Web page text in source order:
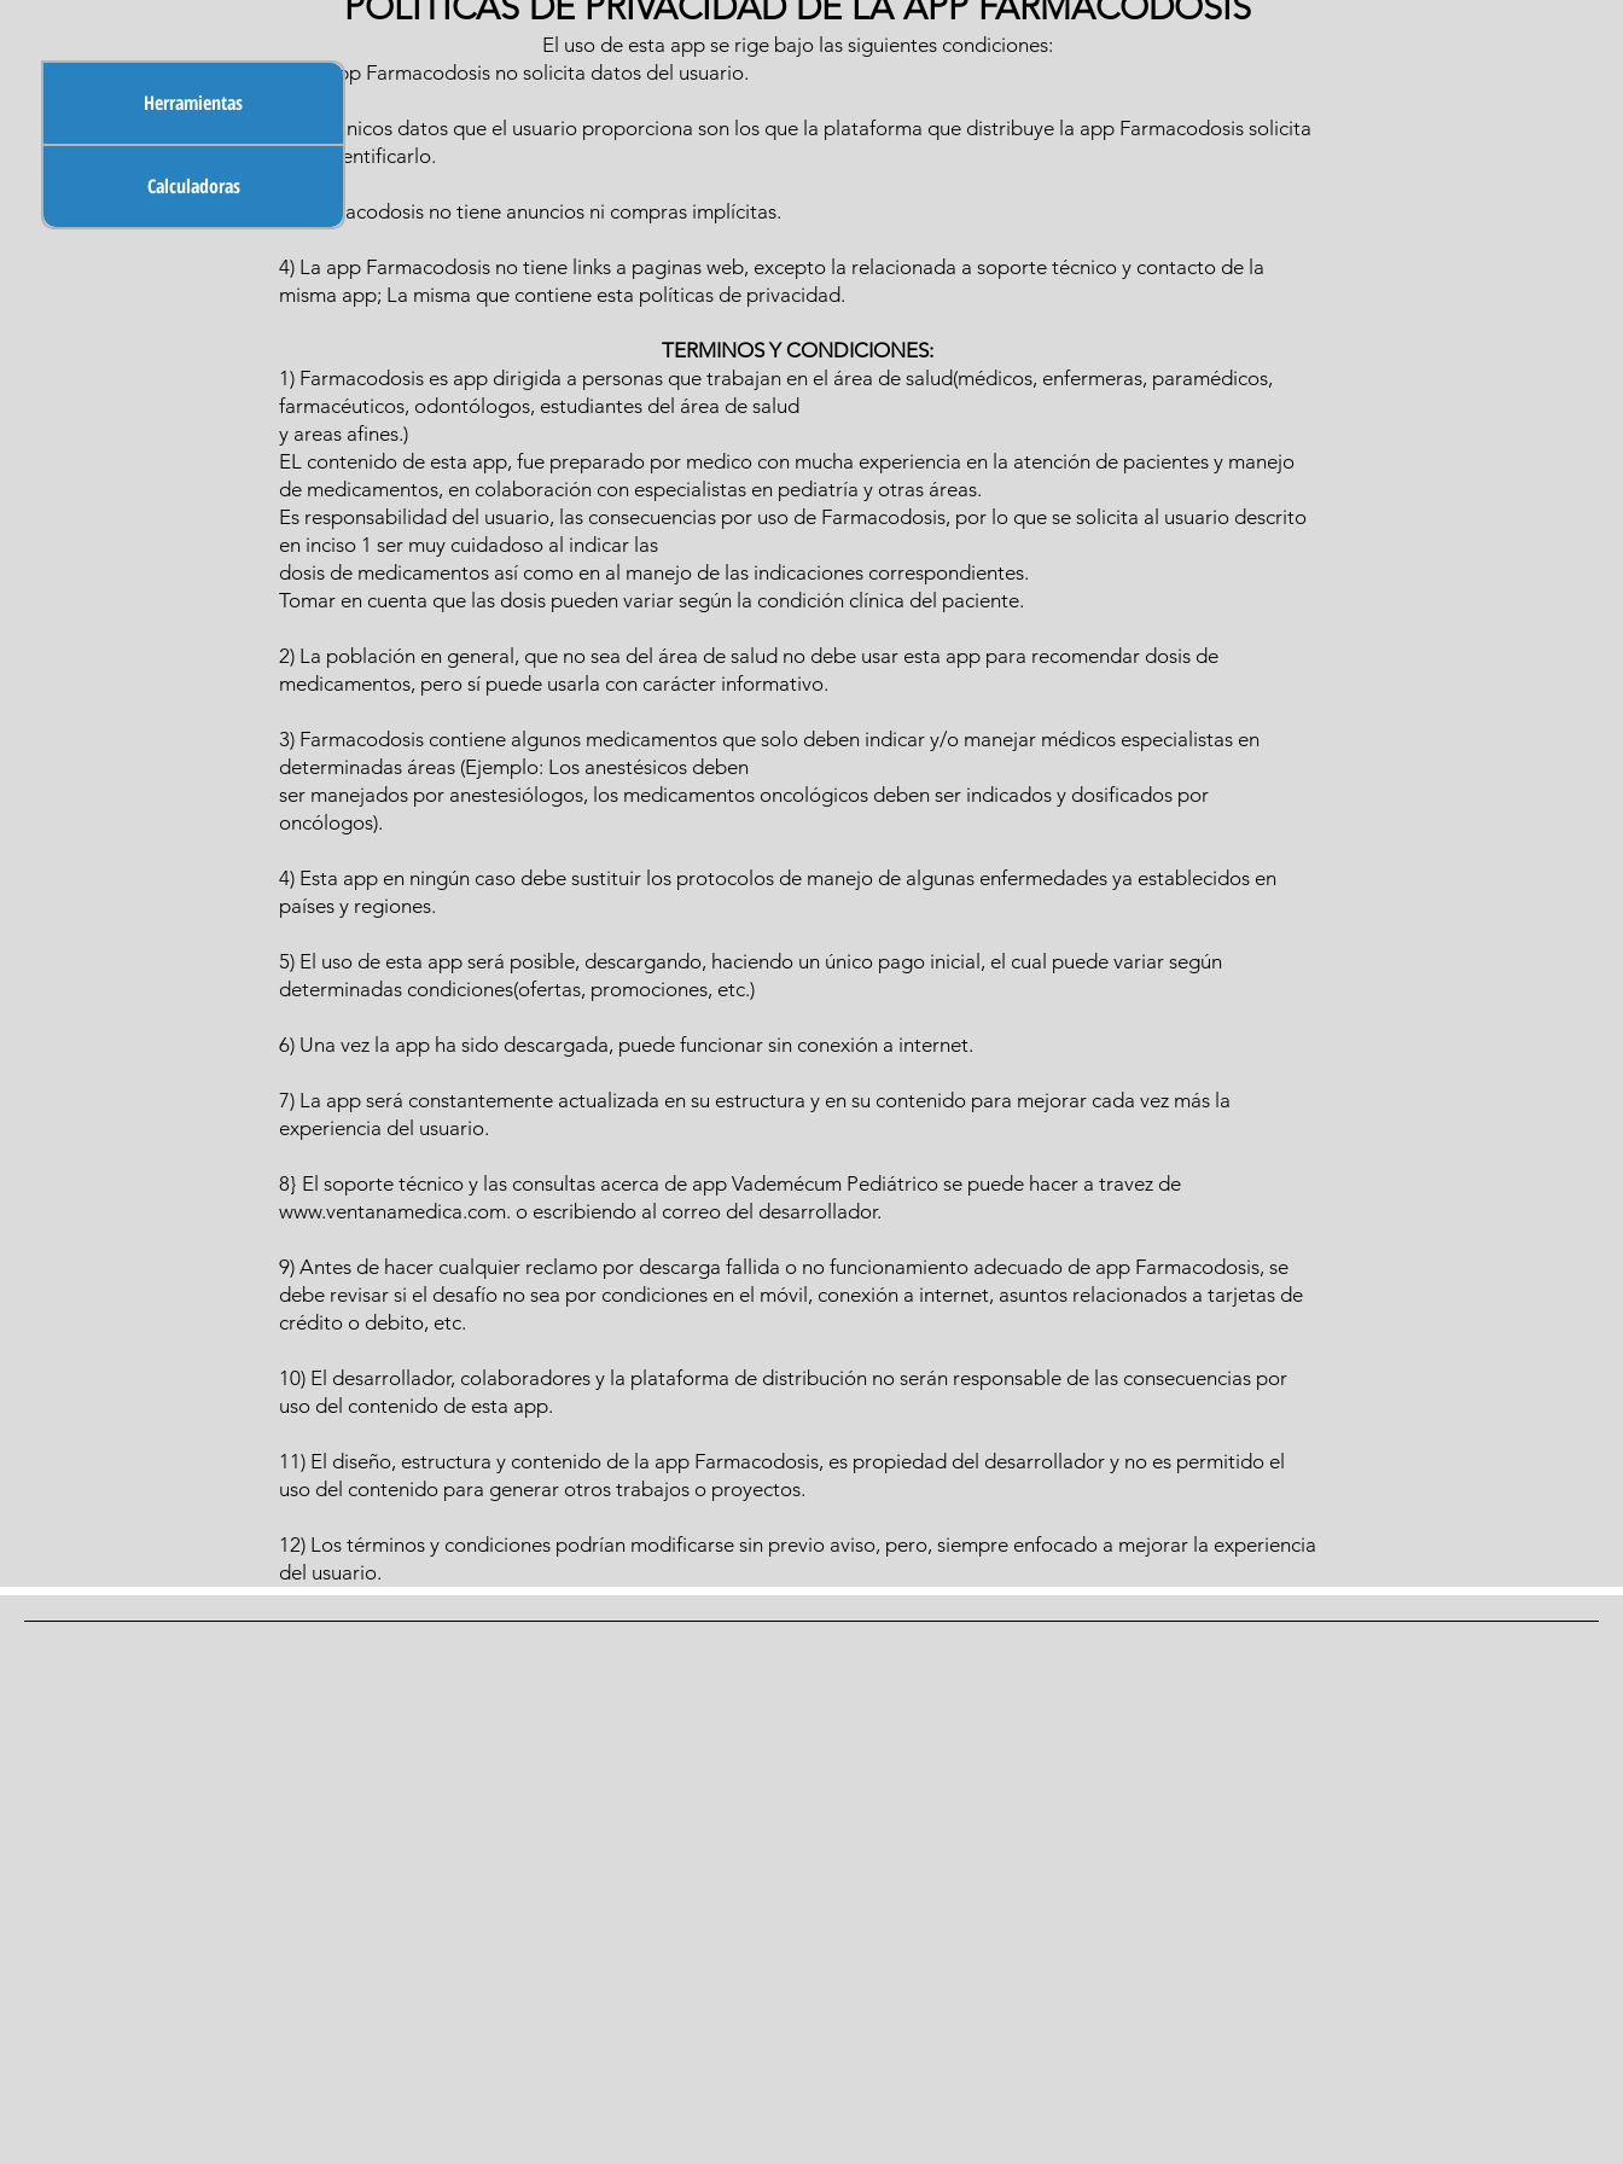
El uso de esta app se rige bajo las siguientes condiciones:
1) La app Farmacodosis no solicita datos del usuario.
2) Los únicos datos que el usuario proporciona son los que la plataforma que distribuye la app Farmacodosis solicita
para identificarlo.
3) Farmacodosis no tiene anuncios ni compras implícitas.
4) La app Farmacodosis no tiene links a paginas web, excepto la relacionada a soporte técnico y contacto de la
misma app; La misma que contiene esta políticas de privacidad.
TERMINOS Y CONDICIONES:
1) Farmacodosis es app dirigida a personas que trabajan en el área de salud(médicos, enfermeras, paramédicos,
farmacéuticos, odontólogos, estudiantes del área de salud
y areas afines.)
EL contenido de esta app, fue preparado por medico con mucha experiencia en la atención de pacientes y manejo
de medicamentos, en colaboración con especialistas en pediatría y otras áreas.
Es responsabilidad del usuario, las consecuencias por uso de Farmacodosis, por lo que se solicita al usuario descrito
en inciso 1 ser muy cuidadoso al indicar las
dosis de medicamentos así como en al manejo de las indicaciones correspondientes.
Tomar en cuenta que las dosis pueden variar según la condición clínica del paciente.
2) La población en general, que no sea del área de salud no debe usar esta app para recomendar dosis de
medicamentos, pero sí puede usarla con carácter informativo.
3) Farmacodosis contiene algunos medicamentos que solo deben indicar y/o manejar médicos especialistas en
determinadas áreas (Ejemplo: Los anestésicos deben
ser manejados por anestesiólogos, los medicamentos oncológicos deben ser indicados y dosificados por
oncólogos).
4) Esta app en ningún caso debe sustituir los protocolos de manejo de algunas enfermedades ya establecidos en
países y regiones.
5) El uso de esta app será posible, descargando, haciendo un único pago inicial, el cual puede variar según
determinadas condiciones(ofertas, promociones, etc.)
6) Una vez la app ha sido descargada, puede funcionar sin conexión a internet.
7) La app será constantemente actualizada en su estructura y en su contenido para mejorar cada vez más la
experiencia del usuario.
8} El soporte técnico y las consultas acerca de app Vademécum Pediátrico se puede hacer a travez de
www.ventanamedica.com. o escribiendo al correo del desarrollador.
9) Antes de hacer cualquier reclamo por descarga fallida o no funcionamiento adecuado de app Farmacodosis, se
debe revisar si el desafío no sea por condiciones en el móvil, conexión a internet, asuntos relacionados a tarjetas de
crédito o debito, etc.
10) El desarrollador, colaboradores y la plataforma de distribución no serán responsable de las consecuencias por
uso del contenido de esta app.
11) El diseño, estructura y contenido de la app Farmacodosis, es propiedad del desarrollador y no es permitido el
uso del contenido para generar otros trabajos o proyectos.
12) Los términos y condiciones podrían modificarse sin previo aviso, pero, siempre enfocado a mejorar la experiencia
del usuario.
Herramientas
Calculadoras